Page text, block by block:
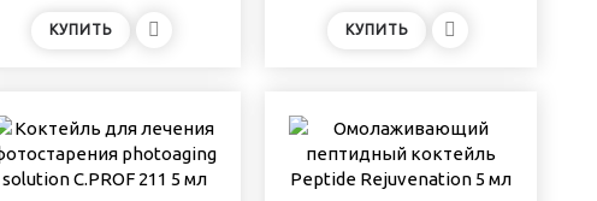
КУПИТЬ КУПИТЬ